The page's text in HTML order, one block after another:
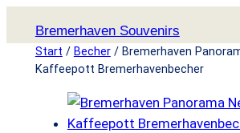
Inhalt
springen
Bremerhaven Souvenirs
Start / Becher/ Bremerhaven
Kaffeepott Bremerhavenbecher